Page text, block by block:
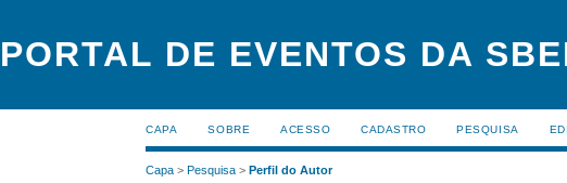
PORTAL DE EVENTOS DA
CAPA SOBRE ACESSO CADASTRO PESQUISA
Capa >Pesquisa >Perfil do Autor